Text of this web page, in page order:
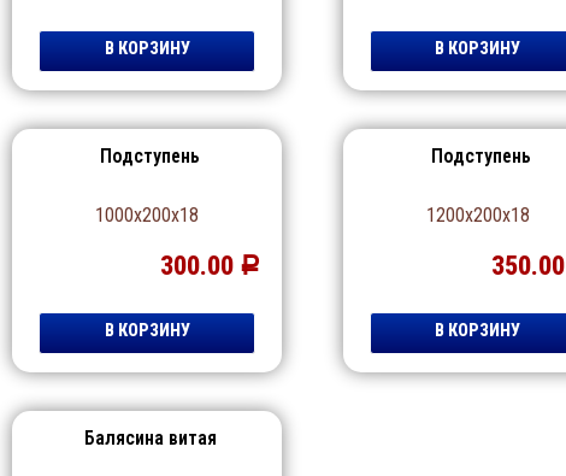
В КОРЗИНУ В КОРЗИНУ
Подступень
1000х200х18
300.00 Р
В КОРЗИНУ
Подступень
1200х200х18
350.00
В КОРЗИНУ
Балясина витая